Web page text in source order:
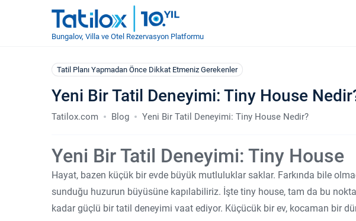
Bungalov, Villa ve Otel Rezervasyon Platformu
Tatil Planı Yapmadan Önce Dikkat Etmeniz Gerekenler
Yeni Bir Tatil Deneyimi: Tiny House
Tatilox.com Blog Yeni Bir Tatil Deneyimi: Tiny House Nedir?
Yeni Bir Tatil Deneyimi: Tiny House
Hayat, bazen küçük bir evde büyük mutluluklar saklar. Farkında bile
sunduğu huzurun büyüsüne kapılabiliriz. İşte tiny house, tam da bu
kadar güçlü bir tatil deneyimi vaat ediyor. Küçücük bir ev, kocaman bir